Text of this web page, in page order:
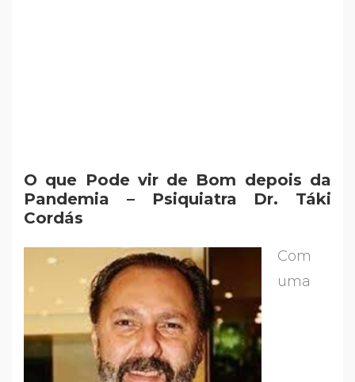
O que Pode vir de Bom depois da
Pandemia – Psiquiatra Dr. Táki
Cordás
Com
uma